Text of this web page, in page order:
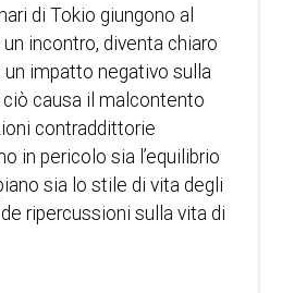
di Tokio giungono al
incontro, diventa chiaro
impatto negativo sulla
causa il malcontento
contraddittorie
in pericolo sia l’equilibrio
sia lo stile di vita degli
ripercussioni sulla vita di